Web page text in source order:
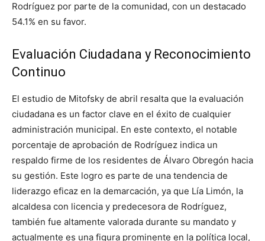
Rodríguez por parte de la comunidad, con un destacado
54.1% en su favor.
Evaluación Ciudadana y Reconocimiento
Continuo
El estudio de Mitofsky de abril resalta que la evaluación
ciudadana es un factor clave en el éxito de cualquier
administración municipal. En este contexto, el notable
porcentaje de aprobación de Rodríguez indica un
respaldo firme de los residentes de Álvaro Obregón hacia
su gestión. Este logro es parte de una tendencia de
liderazgo eficaz en la demarcación, ya que Lía Limón, la
alcaldesa con licencia y predecesora de Rodríguez,
también fue altamente valorada durante su mandato y
actualmente es una figura prominente en la política local,